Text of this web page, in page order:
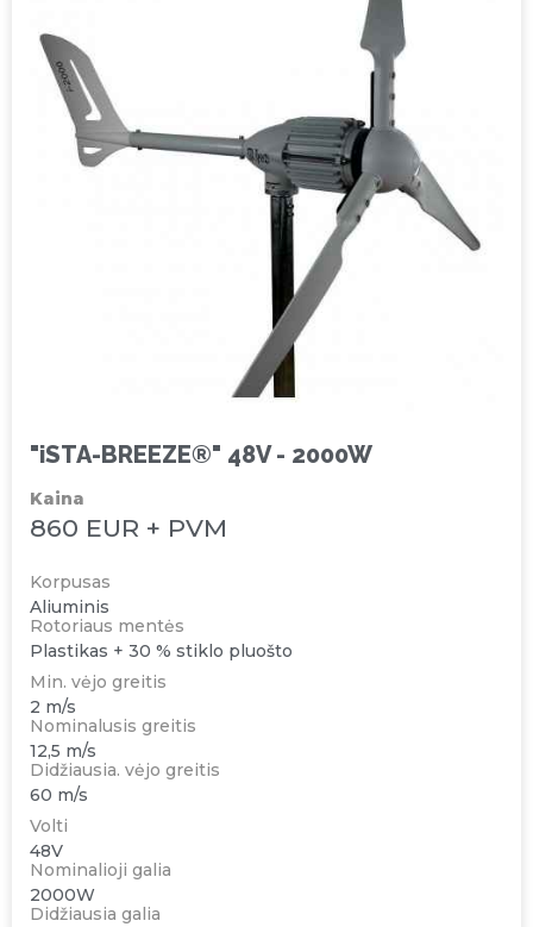
"iSTA-BREEZE®" 48V - 2000W
Kaina
860 EUR + PVM
Korpusas
Aliuminis
Rotoriaus mentės
Plastikas + 30 % stiklo pluošto
Min. vėjo greitis
2 m/s
Nominalusis greitis
12,5 m/s
Didžiausia. vėjo greitis
60 m/s
Volti
48V
Nominalioji galia
2000W
Didžiausia galia